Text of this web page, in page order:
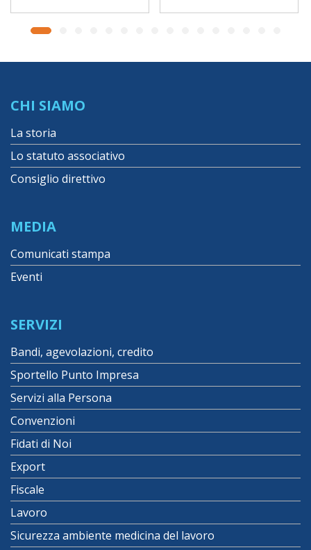
CHI SIAMO
La storia
Lo statuto associativo
Consiglio direttivo
MEDIA
Comunicati stampa
Eventi
SERVIZI
Bandi, agevolazioni, credito
Sportello Punto Impresa
Servizi alla Persona
Convenzioni
Fidati di Noi
Export
Fiscale
Lavoro
Sicurezza ambiente medicina del lavoro